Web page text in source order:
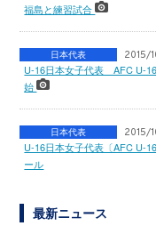
福島と練習試合
日本代表 2015/
U-16日本女子代表 AFC U-
始
日本代表 2015/
U-16日本女子代表〔AFC U-
ール
最新ニュース